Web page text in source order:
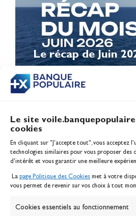
Le site
cookies
En cliquant sur "J'accepte tout", vous acceptez
technologies similaires pour vous proposer des
d’intérêt et vous garantir une meilleure
La page Politique des Cookies met à votre
vous permet de revenir sur vos choix à tout
Cookies essentiels au fonctionnement
Le récap de Juin
Inscription serveur
Contact
Politique des cookies
Banque de la voile